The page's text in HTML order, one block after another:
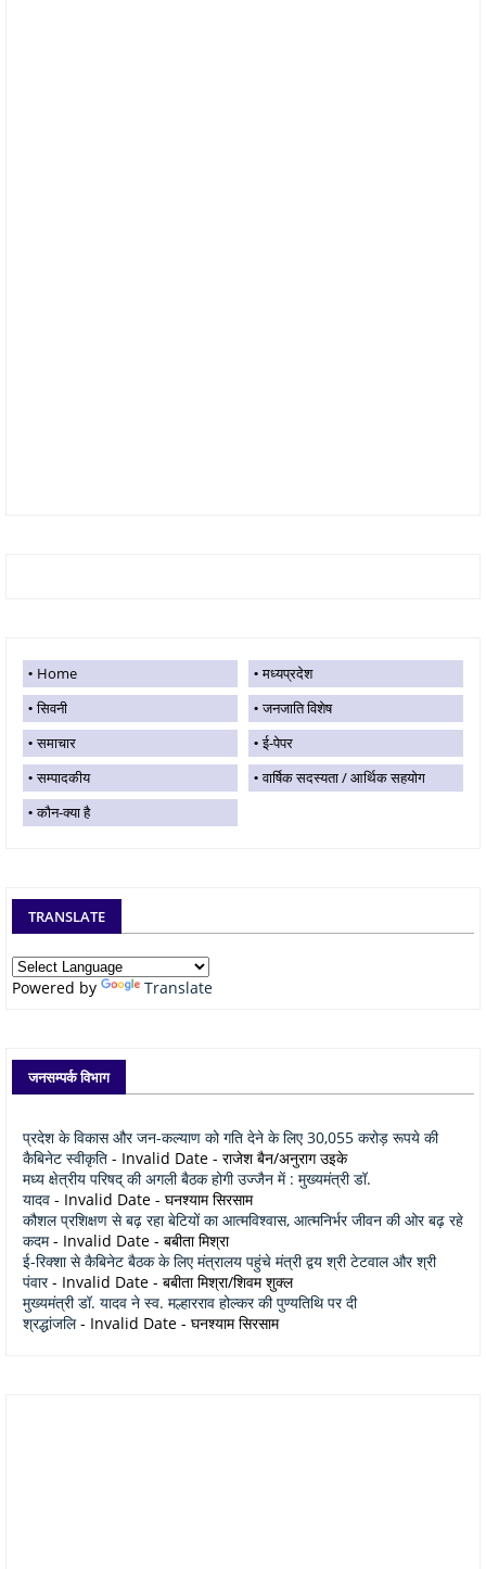
Home
मध्यप्रदेश
सिवनी
जनजाति विशेष
समाचार
ई-पेपर
सम्पादकीय
वार्षिक सदस्यता / आर्थिक सहयोग
कौन-क्या है
TRANSLATE
Powered by Translate
जनसम्पर्क विभाग
प्रदेश के विकास और जन-कल्याण को गति देने के लिए 30,055 करोड़ रूपये की
कैबिनेट स्वीकृति - Invalid Date - राजेश बैन/अनुराग उइके
मध्य क्षेत्रीय परिषद् की अगली बैठक होगी उज्जैन में : मुख्यमंत्री डॉ.
यादव - Invalid Date - घनश्याम सिरसाम
कौशल प्रशिक्षण से बढ़ रहा बेटियों का आत्मविश्वास, आत्मनिर्भर जीवन की ओर बढ़ रहे
कदम- Invalid Date - बबीता मिश्रा
ई-रिक्शा से कैबिनेट बैठक के लिए मंत्रालय पहुंचे मंत्री द्वय श्री टेटवाल और श्री
पंवार- Invalid Date - बबीता मिश्रा/शिवम शुक्ल
मुख्यमंत्री डॉ. यादव ने स्व. मल्हारराव होल्कर की पुण्यतिथि पर दी
श्रद्धांजलि- Invalid Date - घनश्याम सिरसाम